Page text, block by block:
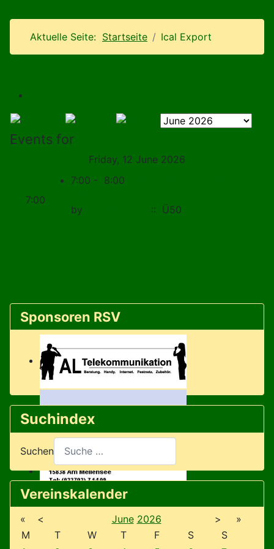
Aktuelle Seite: Startseite Ical Export
Events for
Friday, 12 June 2026
7:00
7:00 - 8:00
by
:: Ü50
Sponsoren RSV
Suchindex
Suchen
Vereinskalender
« < June 2026 >
»
M
T W T F S
S